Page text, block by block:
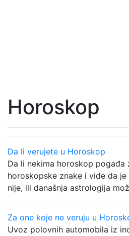
Horoskop
Da li verujete u Horoskop
Da li nekima horoskop pogađa
horoskopske znake i vide da
nije, ili današnja astrologija
Za one koje ne veruju u
Uvoz polovnih automobila iz